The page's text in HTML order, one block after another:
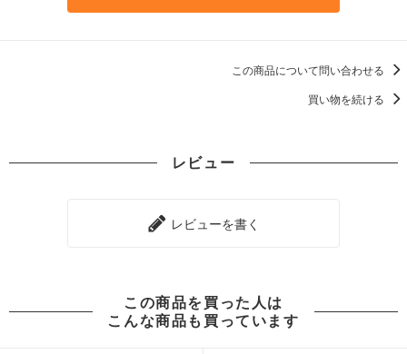
この商品について問い合わせる
買い物を続ける
レビュー
レビューを書く
この商品を買った人は
こんな商品も買っています